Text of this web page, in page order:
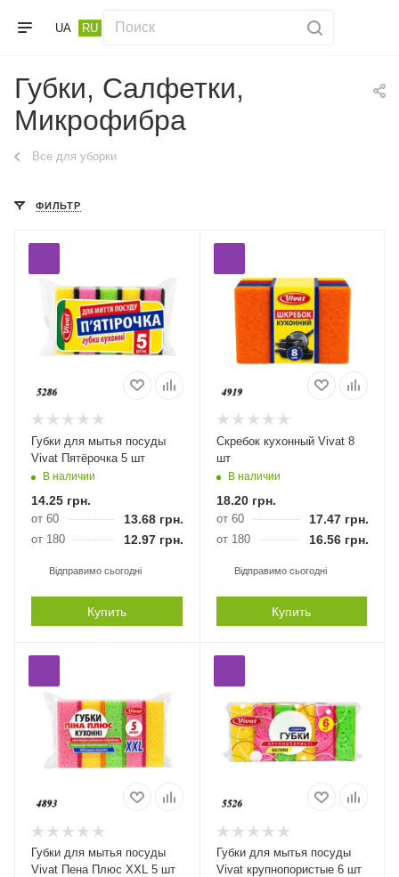
UA RU
Губки, Салфетки,
Микрофибра
Все для уборки
ФИЛЬТР
Губки для мытья посуды
Vivat Пятёрочка 5 шт
В наличии
14.25 грн.
от 60 13.68 грн.
от 180 12.97 грн.
Відправимо сьогодні
Купить
Скребок кухонный Vivat 8
шт
В наличии
18.20грн.
от 60 17.47грн.
от 180 16.56грн.
Відправимо сьогодні
Купить
Губки для мытья посуды
Vivat Пена Плюс XXL 5 шт
Губки для мытья посуды
Vivat крупнопористые 6 шт